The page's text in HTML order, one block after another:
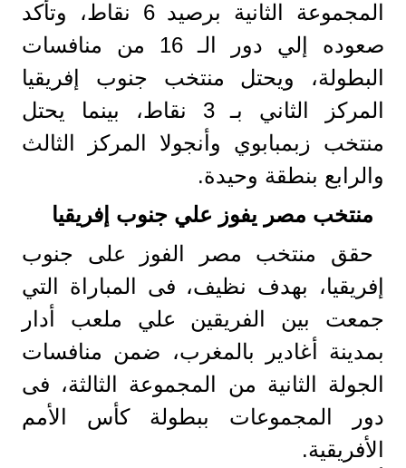
المجموعة الثانية برصيد 6 نقاط، وتأكد
صعوده إلي دور الـ 16 من منافسات
البطولة، ويحتل منتخب جنوب إفريقيا
المركز الثاني بـ 3 نقاط، بينما يحتل
منتخب زبمبابوي وأنجولا المركز الثالث
والرابع بنطقة وحيدة.
منتخب مصر يفوز علي جنوب إفريقيا
حقق منتخب مصر الفوز على جنوب
إفريقيا، بهدف نظيف، فى المباراة التي
جمعت بين الفريقين علي ملعب أدار
بمدينة أغادير بالمغرب، ضمن منافسات
الجولة الثانية من المجموعة الثالثة، فى
دور المجموعات ببطولة كأس الأمم
الأفريقية.